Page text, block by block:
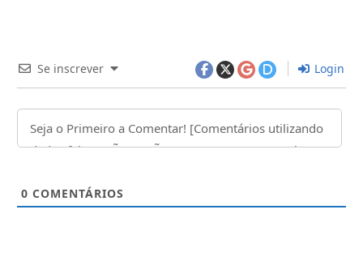
Se inscrever Login
0 COMENTÁRIOS